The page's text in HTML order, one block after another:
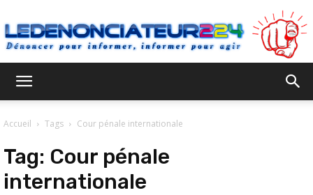
Accueil Tags Cour pénale internationale
Tag: Cour pénale
internationale